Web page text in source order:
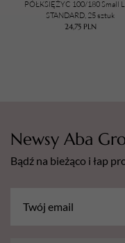
PÓŁKSIĘŻYC 100/180 Small
STANDARD, 25 sztuk
24,75 PLN
Newsy Aba
Bądź na bieżąco i łap